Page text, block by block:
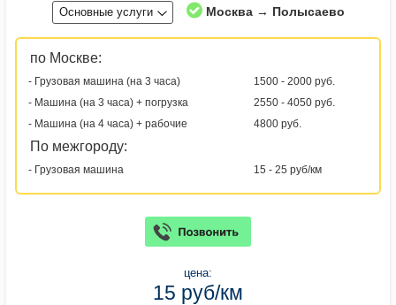
Основные услуги Москва → Полысаево
по Москве:
- Грузовая машина (на 3 часа)
1500 - 2000 руб.
- Машина (на 3 часа) + погрузка
2550 - 4050 руб.
- Машина (на 4 часа) + рабочие
4800 руб.
По межгороду:
- Грузовая машина 15 - 25 руб/км
цена:
15 руб/км